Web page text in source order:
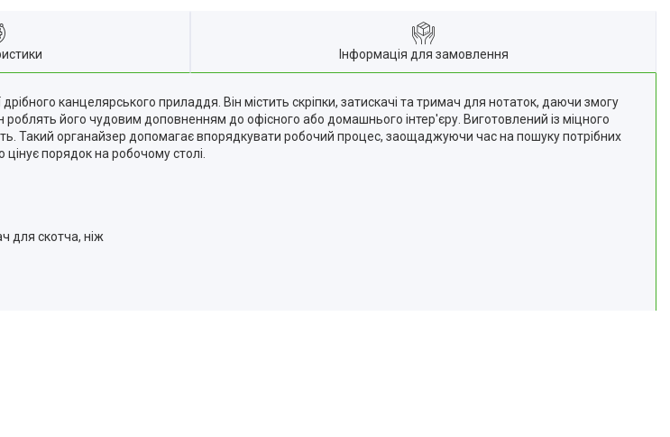
Інформація для замовлення
канцелярського приладдя. Він містить скріпки, затискачі та тримач для нотаток, даючи змогу
його чудовим доповненням до офісного або домашнього інтер'єру. Виготовлений із міцного
Такий органайзер допомагає впорядкувати робочий процес, заощаджуючи час на пошуку потрібних
цінує порядок на робочому столі.
для скотча, ніж